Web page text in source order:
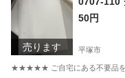
売ります
50円
平塚市
★★★★★ ご自宅にある不要品を是